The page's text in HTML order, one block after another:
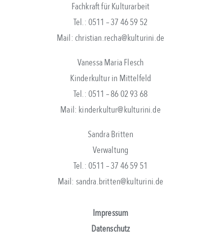
Fachkraft für Kulturarbeit
Tel.: 0511 – 37 46 59 52
Mail: christian.recha@kulturini.de
Vanessa Maria Flesch
Kinderkultur in Mittelfeld
Tel.: 0511 – 86 02 93 68
Mail: kinderkultur@kulturini.de
Sandra Britten
Verwaltung
Tel.: 0511 – 37 46 59 51
Mail: sandra.britten@kulturini.de
Impressum
Datenschutz